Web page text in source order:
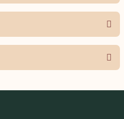
yorumu siz yapın!
açıklamalarında ve diğer konularda
formunu kullanarak tarafımıza